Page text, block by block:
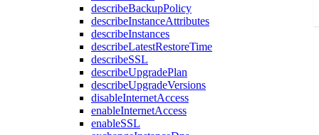
describeBackupPolicy
describeInstanceAttributes
describeInstances
describeLatestRestoreTime
describeSSL
describeUpgradePlan
describeUpgradeVersions
disableInternetAccess
enableInternetAccess
enableSSL